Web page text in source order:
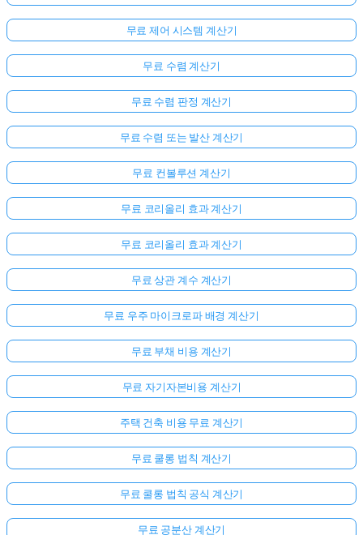
무료 제어 시스템 계산기
무료 수렴 계산기
무료 수렴 판정 계산기
무료 수렴 또는 발산 계산기
무료 컨볼루션 계산기
무료 코리올리 효과 계산기
무료 코리올리 효과 계산기
무료 상관 계수 계산기
무료 우주 마이크로파 배경 계산기
무료 부채 비용 계산기
무료 자기자본비용 계산기
주택 건축 비용 무료 계산기
무료 쿨롱 법칙 계산기
무료 쿨롱 법칙 공식 계산기
무료 공분산 계산기